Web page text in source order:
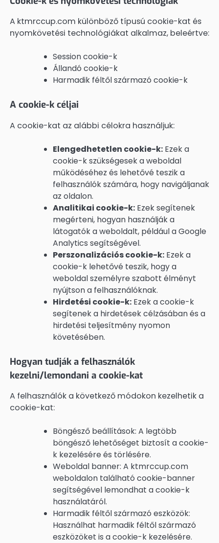
A ktmrccup.com különböző típusú cookie-kat és
nyomkövetési technológiákat alkalmaz, beleértve:
Session cookie-k
Állandó cookie-k
Harmadik féltől származó cookie-k
A cookie-k céljai
A cookie-kat az alábbi célokra használjuk:
Elengedhetetlen cookie-k: Ezek a
cookie-k szükségesek a weboldal
működéséhez és lehetővé teszik a
felhasználók számára, hogy navigáljanak
az oldalon.
Analitikai cookie-k: Ezek segítenek
megérteni, hogyan használják a
látogatók a weboldalt, például a Google
Analytics segítségével.
Perszonalizációs cookie-k: Ezek a
cookie-k lehetővé teszik, hogy a
weboldal személyre szabott élményt
nyújtson a felhasználóknak.
Hirdetési cookie-k: Ezek a cookie-k
segítenek a hirdetések célzásában és a
hirdetési teljesítmény nyomon
követésében.
Hogyan tudják a felhasználók
kezelni/lemondani a cookie-kat
A felhasználók a következő módokon kezelhetik a
cookie-kat:
Böngésző beállítások: A legtöbb
böngésző lehetőséget biztosít a cookie-
k kezelésére és törlésére.
Weboldal banner: A ktmrccup.com
weboldalon található cookie-banner
segítségével lemondhat a cookie-k
használatáról.
Harmadik féltől származó eszközök:
Használhat harmadik féltől származó
eszközöket is a cookie-k kezelésére.